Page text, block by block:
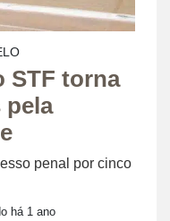
STF torna
pela
penal por cinco
há 1 ano